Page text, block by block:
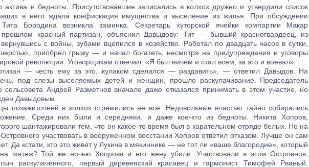
актива и бедноты. Присутствовавшие записались в колхоз дружно и утвердили список
в него ждала конфискация имущества и выселение из жилья. При обсуждении
Тита Бородина возникла заминка. Секретарь хуторской ячейки компартии Макар
прошлом красный партизан, объяснил Давыдову: Тит — бывший красногвардеец, из
с войны, зубами вцепился в хозяйство. Работал по двадцать часов в сутки,
приобрел грыжу — и начал богатеть, несмотря на предупреждения и уговоры
революции. Уговорщикам отвечал: «Я был ничем и стал всем, за это и воевал».
— честь ему за это, кулаком сделался — раздавить», — ответил Давыдов. На
под слезы выселяемых детей и женщин, прошло раскулачивание. Председатель
сельсовета Андрей Разметнов вначале даже отказался принимать в этом участие, но
Давыдовым.
в колхоз стремились не все. Недовольные властью тайно собирались
Среди них были и середняки, и даже кое-кто из бедноты. Никита Хопров,
шантажировали тем, что он какое-то время был в карательном отряде белых. Но на
участвовать в вооруженном восстании Хопров ответил отказом. Лучше он сам
Да кстати, кто это живет у Лукича в мякиннике — не тот ли «ваше благородие», который
мятеж? Той же ночью Хопрова и его жену убили. Участвовали в этом Островнов,
раскулаченного, первый деревенский красавец и гармонист Тимофей Рваный.